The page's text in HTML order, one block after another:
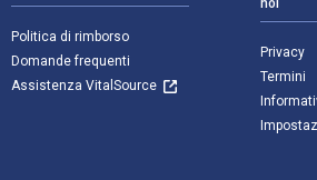
Politica di rimborso
Domande frequenti
Assistenza VitalSource
Privacy
Termini